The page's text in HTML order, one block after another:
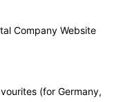
Company Website
(for Germany,